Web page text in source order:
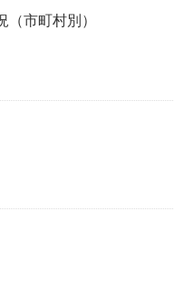
市町村別）